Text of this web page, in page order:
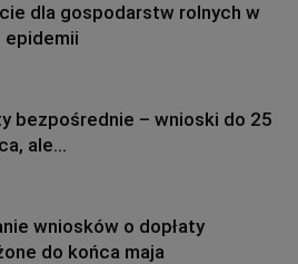
dla gospodarstw rolnych w
epidemii
bezpośrednie – wnioski do 25
ale…
wniosków o dopłaty
do końca maja